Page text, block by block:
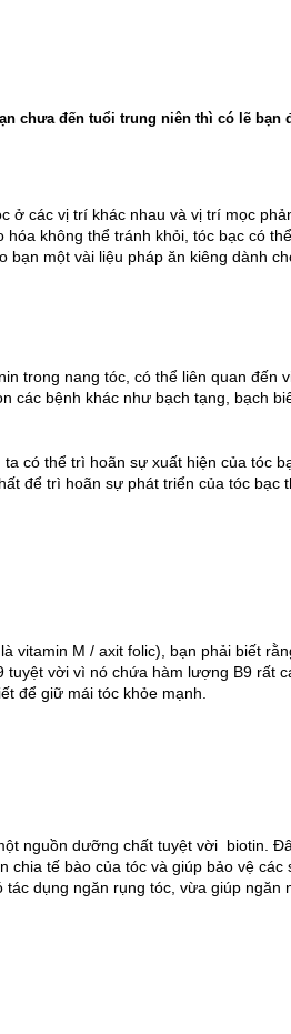
mày của Trúc thật rậm và ấn
cảm ơn Kaminomoto nhé
!!!
chưa đến tuổi trung niên thì có lẽ bạn
ở các vị trí khác nhau và vị trí mọc
không thể tránh khỏi, tóc bạc có
bạn một vài liệu pháp ăn kiêng dành
trong nang tóc, có thể liên quan đến
bệnh khác như bạch tạng, bạch
có thể trì hoãn sự xuất hiện của tóc
để trì hoãn sự phát triển của tóc bạc
vitamin M / axit folic), bạn phải biết
vời vì nó chứa hàm lượng B9 rất
để giữ mái tóc khỏe mạnh.
nguồn dưỡng chất tuyệt vời  biotin.
chia tế bào của tóc và giúp bảo vệ
dụng ngăn rụng tóc, vừa giúp ngăn